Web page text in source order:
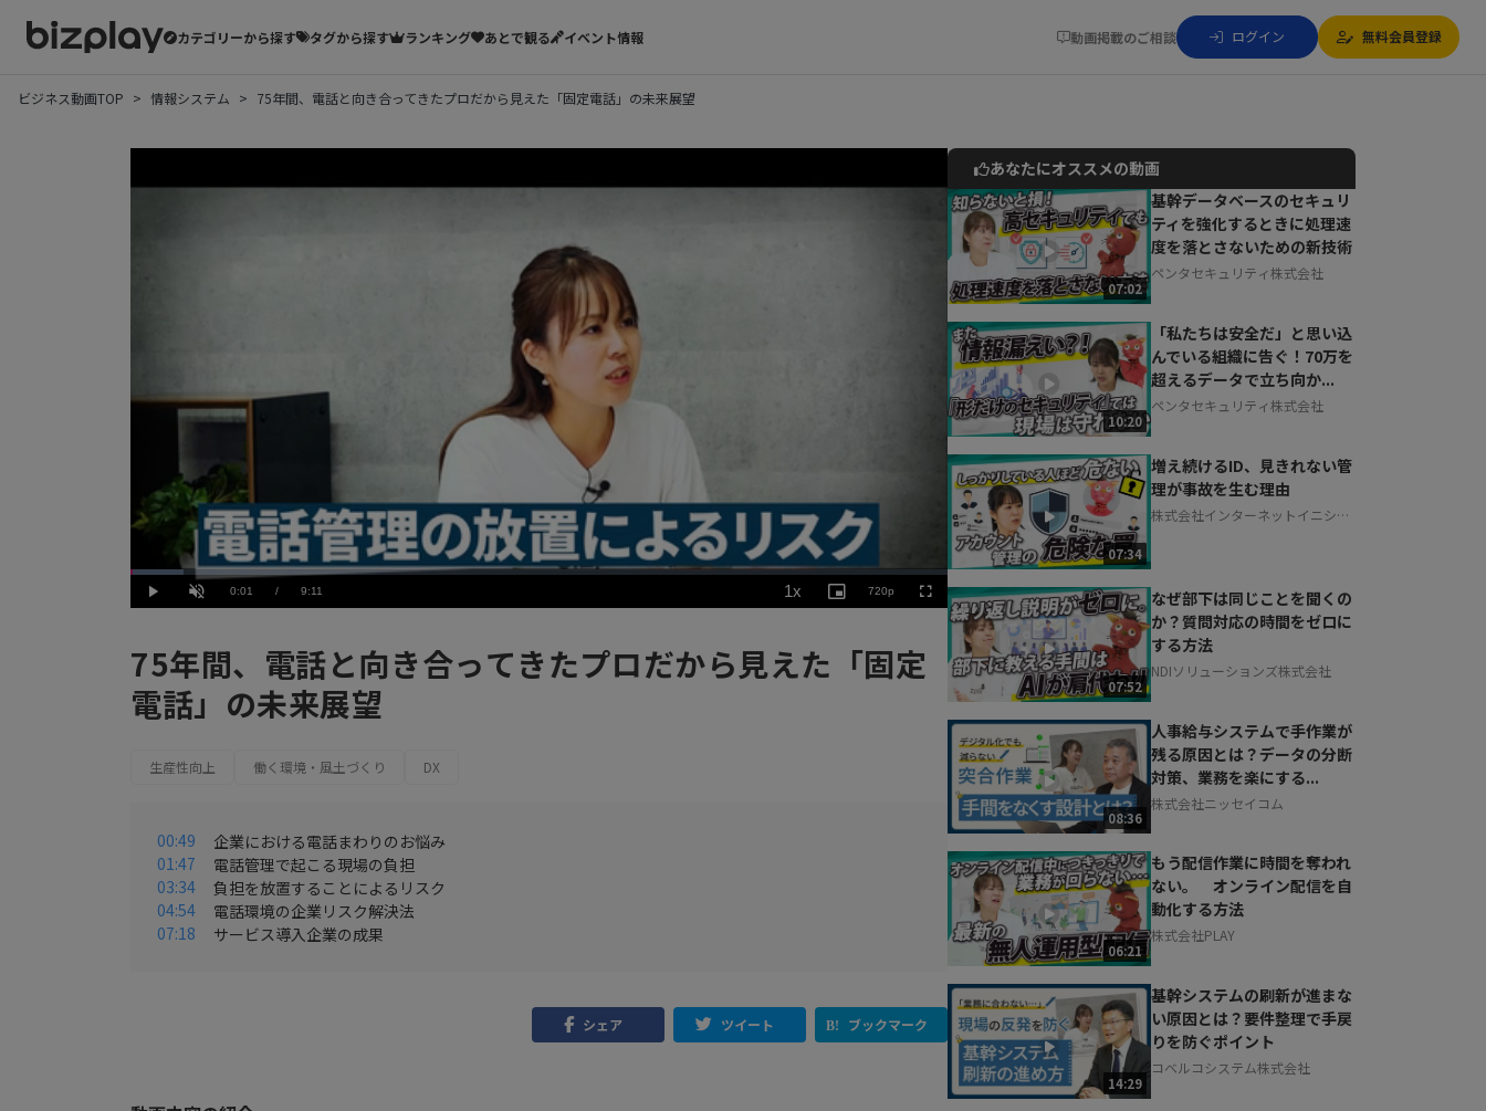
カテゴリーから探す タグから探す ランキング あとで観る イベント情報 動画掲載のご相談 ログイン 無料会員登録
ビジネス動画TOP 情報システム 75年間、電話と向き合ってきたプロだから見えた「固定電話」の未来展望
Play UnmuteCurrent
0:01 / Duration
9:11
Loaded:
6.54%
1x
Rate
Picture-
in-
720p Fullscreen
75年間、電話と向き合ってきたプロだから見えた「固定
電話」の未来展望
生産性向上 働く環境・風土づくり DX
00:49
企業における電話まわりのお悩み
01:47
電話管理で起こる現場の負担
03:34
負担を放置することによるリスク
04:54
電話環境の企業リスク解決法
07:18
サービス導入企業の成果
シェア ツイート ブックマーク
動画でご紹介しているサービスについて
お気軽にご相談・ご質問いただけます！
30秒でお申し込み可能
相談を希望する 無料
あなたにオススメの動画
07:02
基幹データベースのセキュリ
ティを強化するときに処理速
度を落とさないための新技術
ペンタセキュリティ株式会社
10:20
「私たちは安全だ」と思い込
んでいる組織に告ぐ！70万を
超えるデータで立ち向か...
ペンタセキュリティ株式会社
07:34
増え続けるID、見きれない管
理が事故を生む理由
株式会社インターネットイニシア
07:52
なぜ部下は同じことを聞くの
か？質問対応の時間をゼロに
する方法
NDIソリューションズ株式会社
08:36
人事給与システムで手作業が
残る原因とは？データの分断
対策、業務を楽にする...
株式会社ニッセイコム
06:21
もう配信作業に時間を奪われ
ない。 オンライン配信を自
動化する方法
株式会社PLAY
14:29
基幹システムの刷新が進まな
い原因とは？要件整理で手戻
りを防ぐポイント
コベルコシステム株式会社